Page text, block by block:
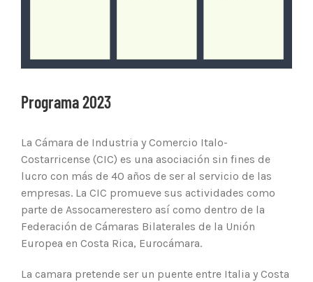
Programa 2023
La Cámara de Industria y Comercio Italo-
Costarricense (CIC) es una asociación sin fines de
lucro con más de 40 años de ser al servicio de las
empresas. La CIC promueve sus actividades como
parte de Assocamerestero así como dentro de la
Federación de Cámaras Bilaterales de la Unión
Europea en Costa Rica, Eurocámara.
La camara pretende ser un puente entre Italia y Costa